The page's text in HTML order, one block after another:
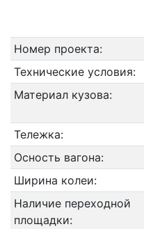
Номер проекта:
Технические условия:
Материал кузова:
Тележка:
Осность вагона:
Ширина колеи:
Наличие переходной
площадки: